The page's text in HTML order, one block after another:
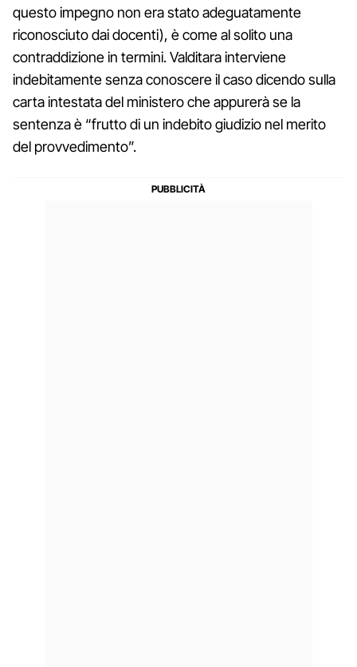
questo impegno non era stato adeguatamente
riconosciuto dai docenti), è come al solito una
contraddizione in termini. Valditara interviene
indebitamente senza conoscere il caso dicendo sulla
carta intestata del ministero che appurerà se la
sentenza è “frutto di un indebito giudizio nel merito
del provvedimento”.